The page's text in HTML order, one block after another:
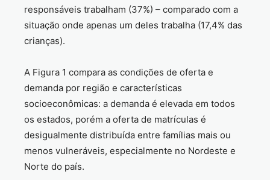
responsáveis trabalham (37%) – comparado com a
situação onde apenas um deles trabalha (17,4% das
crianças).
A Figura 1 compara as condições de oferta e
demanda por região e características
socioeconômicas: a demanda é elevada em todos
os estados, porém a oferta de matrículas é
desigualmente distribuída entre famílias mais ou
menos vulneráveis, especialmente no Nordeste e
Norte do país.